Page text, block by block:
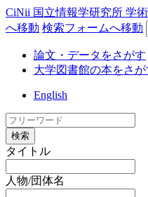
CiNii 国立情報学研究所 学
へ移動 検索フォームへ移動
論文・データをさがす
大学図書館の本をさが
English
検索
タイトル
人物/団体名